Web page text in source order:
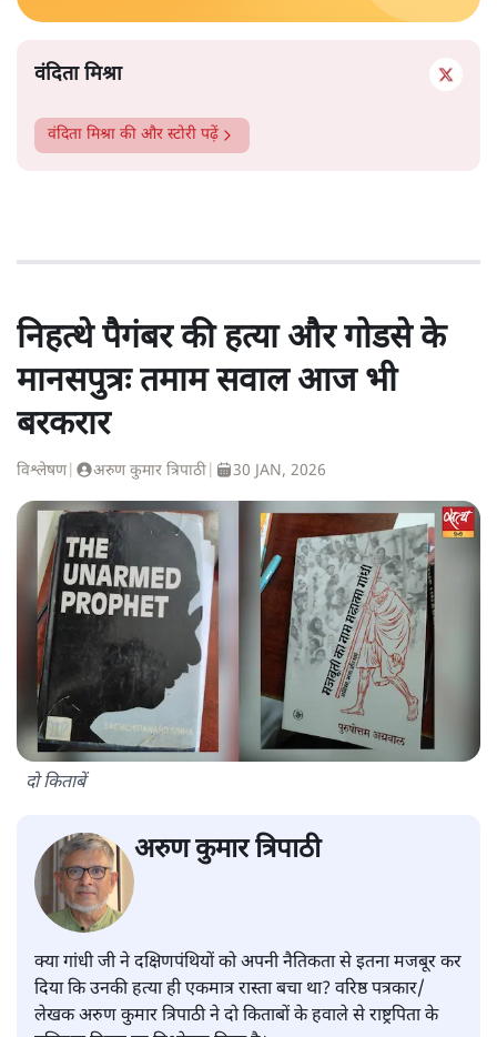
वंदिता मिश्रा
वंदिता मिश्रा की और स्टोरी पढ़ें
निहत्थे पैगंबर की हत्या और गोडसे के
मानसपुत्रः तमाम सवाल आज भी
बरकरार
विश्लेषण| अरुण कुमार त्रिपाठी 30 JAN, 2026
दो किताबें
अरुण कुमार त्रिपाठी
क्या गांधी जी ने दक्षिणपंथियों को अपनी नैतिकता से इतना मजबूर कर
दिया कि उनकी हत्या ही एकमात्र रास्ता बचा था? वरिष्ठ पत्रकार/
लेखक अरुण कुमार त्रिपाठी ने दो किताबों के हवाले से राष्ट्रपिता के